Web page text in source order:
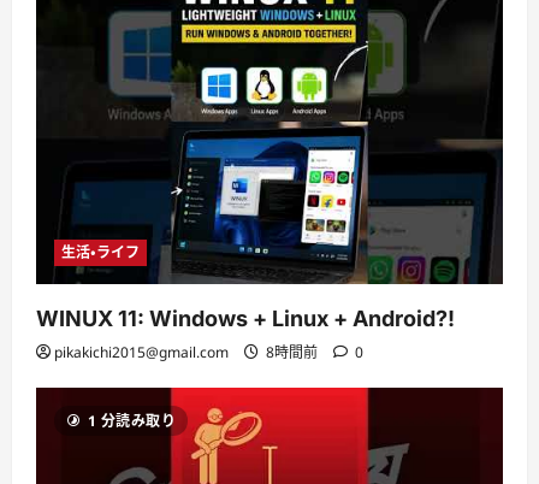
生活・ライフ
WINUX 11: Windows + Linux + Android?!
pikakichi2015@gmail.com 8時間前 0
1 分読み取り